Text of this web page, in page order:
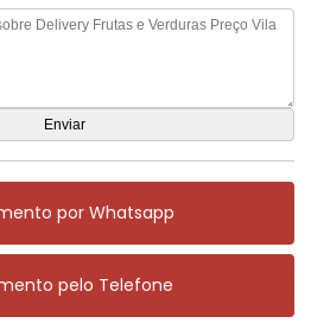
por Whatsapp
pelo Telefone